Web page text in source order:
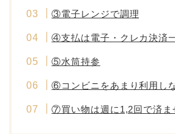
③電子レンジで調理
④支払は電子・クレカ決済
⑤水筒持参
⑥コンビニをあまり利用し
⑦買い物は週に1,2回で済ま